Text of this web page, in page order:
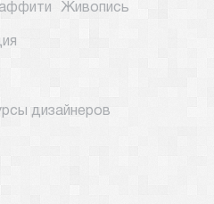
Живопись
дизайнеров